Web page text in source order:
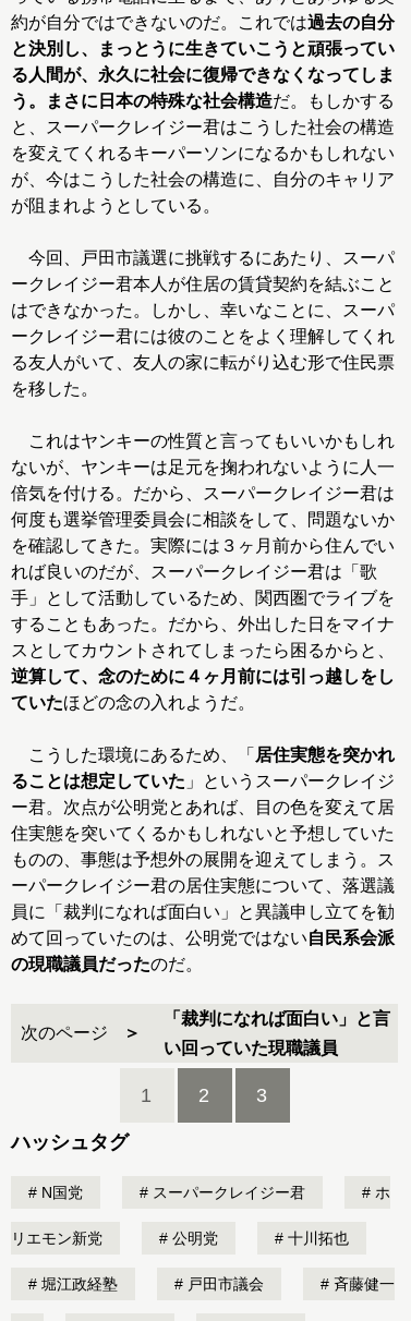
約が自分ではできないのだ。これでは過去の自分
と決別し、まっとうに生きていこうと頑張ってい
る人間が、永久に社会に復帰できなくなってしま
う。まさに日本の特殊な社会構造だ。もしかする
と、スーパークレイジー君はこうした社会の構造
を変えてくれるキーパーソンになるかもしれない
が、今はこうした社会の構造に、自分のキャリア
が阻まれようとしている。
今回、戸田市議選に挑戦するにあたり、スーパ
ークレイジー君本人が住居の賃貸契約を結ぶこと
はできなかった。しかし、幸いなことに、スーパ
ークレイジー君には彼のことをよく理解してくれ
る友人がいて、友人の家に転がり込む形で住民票
を移した。
これはヤンキーの性質と言ってもいいかもしれ
ないが、ヤンキーは足元を掬われないように人一
倍気を付ける。だから、スーパークレイジー君は
何度も選挙管理委員会に相談をして、問題ないか
を確認してきた。実際には３ヶ月前から住んでい
れば良いのだが、スーパークレイジー君は「歌
手」として活動しているため、関西圏でライブを
することもあった。だから、外出した日をマイナ
スとしてカウントされてしまったら困るからと、
逆算して、念のために４ヶ月前には引っ越しをし
ていたほどの念の入れようだ。
こうした環境にあるため、「 居住実態を突かれ
ることは想定していた 」というスーパークレイジ
ー君。次点が公明党とあれば、目の色を変えて居
住実態を突いてくるかもしれないと予想していた
ものの、事態は予想外の展開を迎えてしまう。ス
ーパークレイジー君の居住実態について、落選議
員に「裁判になれば面白い」と異議申し立てを勧
めて回っていたのは、公明党ではない自民系会派
の現職議員だったのだ。
次のページ
「裁判になれば面白い」と言
い回っていた現職議員
1 2 3
ハッシュタグ
N国党 スーパークレイジー君 ホ
リエモン新党 公明党 十川拓也
堀江政経塾 戸田市議会 斉藤健一